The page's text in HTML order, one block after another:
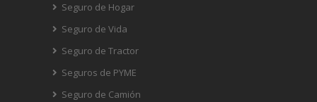
Seguro de Hogar
Seguro de Vida
Seguro de Tractor
Seguros de PYME
Seguro de Camión